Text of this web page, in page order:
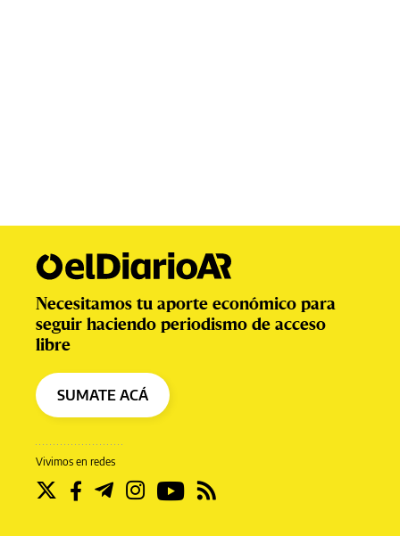
Vivimos en redes
Necesitamos tu aporte económico para
seguir haciendo periodismo de acceso
libre
SUMATE ACÁ